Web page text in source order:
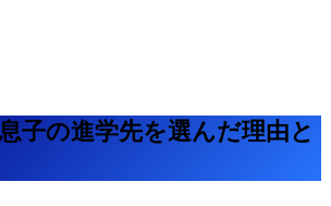
子の進学先を選んだ理由と